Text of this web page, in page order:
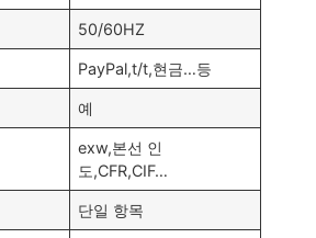
50/60HZ
PayPal,t/t,현금…등
예
exw,본선 인
도,CFR,CIF…
단일 항목